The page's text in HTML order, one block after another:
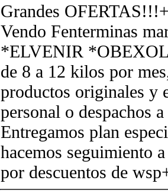
Grandes
Vendo Fenterminas
*ELVENIR
de 8 a 12 kilos por
productos originales y
personal o despachos
Entregamos plan
hacemos seguimiento
por descuentos de